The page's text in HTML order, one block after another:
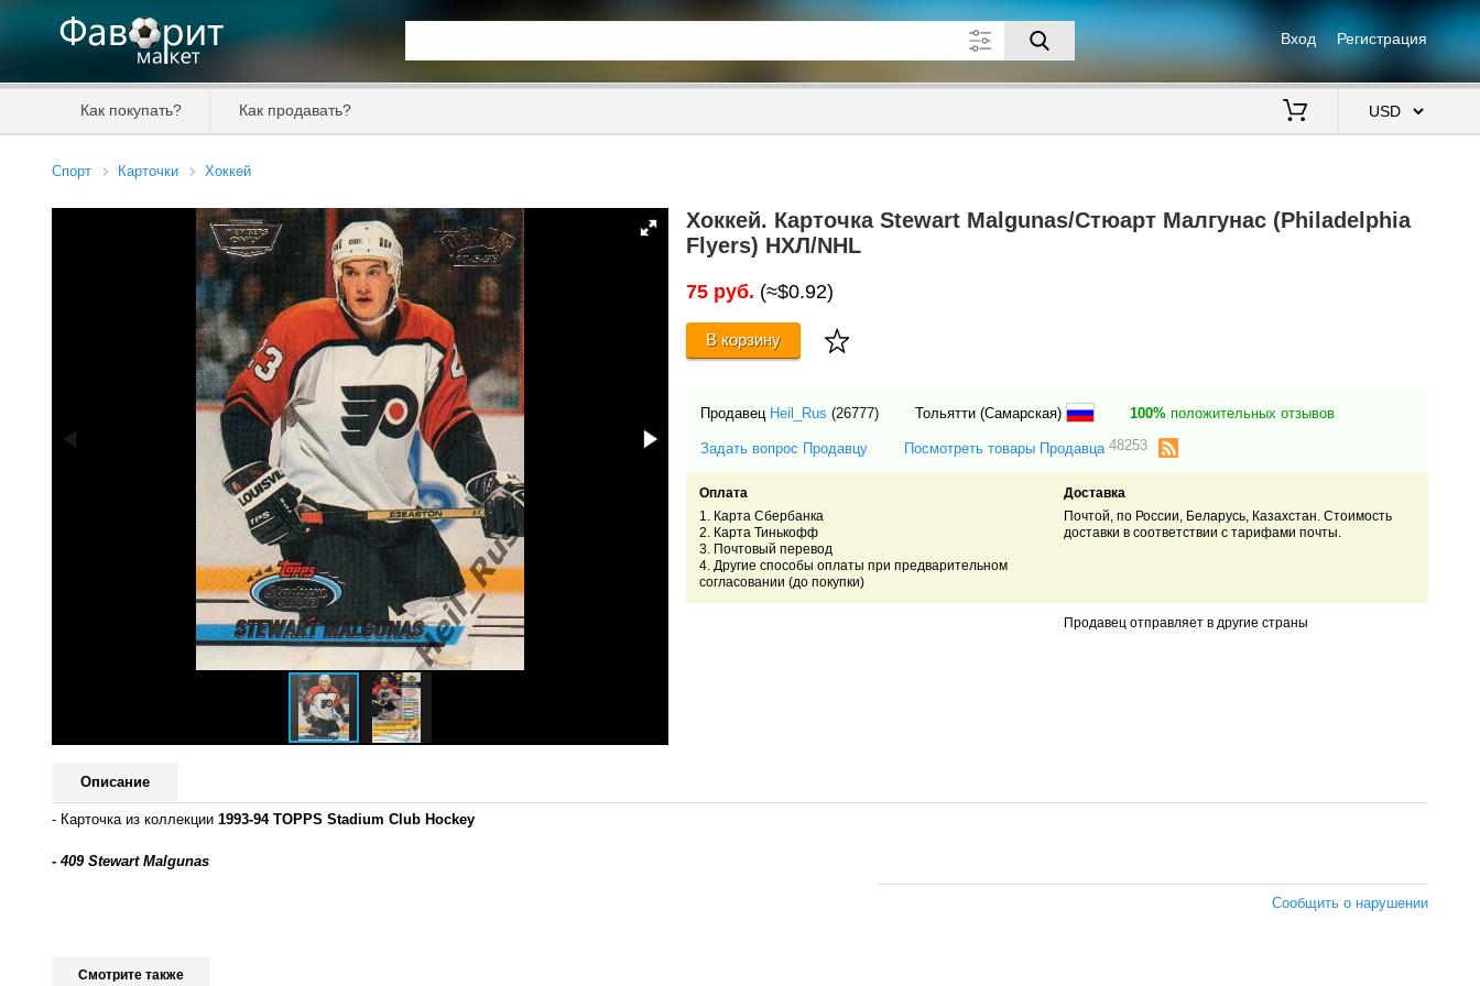
Вход Регистрация
Как покупать? Как продавать?
Спорт Карточки Хоккей
Хоккей. Карточка Stewart Malgunas/Стюарт Малгунас (Philadelphia
Flyers) НХЛ/NHL
75 руб. (≈$0.92)
В корзину
Продавец Heil_Rus (26777) Тольятти (Самарская) 100% положительных отзывов
Задать вопрос Продавцу Посмотреть товары Продавца 48253
Оплата
1. Карта Сбербанка
2. Карта Тинькофф
3. Почтовый перевод
4. Другие способы оплаты при предварительном
согласовании (до покупки)
Доставка
Почтой, по России, Беларусь, Казахстан. Стоимость
доставки в соответствии с тарифами почты.
Продавец отправляет в другие страны
Описание
- Карточка из коллекции 1993-94 TOPPS Stadium Club Hockey
- 409 Stewart Malgunas
Сообщить о нарушении
Смотрите также